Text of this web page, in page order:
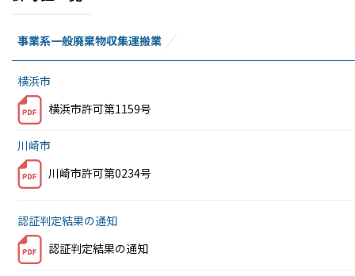
事業系一般廃棄物収集運搬業
横浜市
横浜市許可第1159号
川崎市
川崎市許可第0234号
認証判定結果の通知
認証判定結果の通知